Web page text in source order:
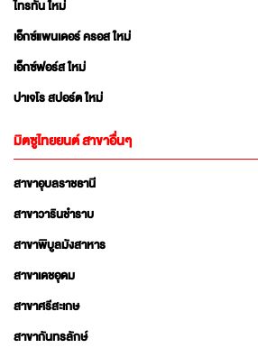
ไทรทัน ใหม่
เอ็กซ์แพนเดอร์ ครอส ใหม่
เอ็กซ์ฟอร์ส ใหม่
ปาเจโร สปอร์ต ใหม่
มิตซูไทยยนต์ สาขาอื่นๆ
สาขาอุบลราชธานี
สาขาวารินชำราบ
สาขาพิบูลมังสาหาร
สาขาเดชอุดม
สาขาศรีสะเกษ
สาขากันทรลักษ์